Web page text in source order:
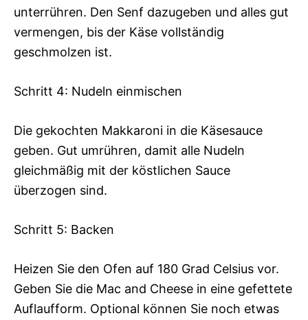
unterrühren. Den Senf dazugeben und alles gut
vermengen, bis der Käse vollständig
geschmolzen ist.
Schritt 4: Nudeln einmischen
Die gekochten Makkaroni in die Käsesauce
geben. Gut umrühren, damit alle Nudeln
gleichmäßig mit der köstlichen Sauce
überzogen sind.
Schritt 5: Backen
Heizen Sie den Ofen auf 180 Grad Celsius vor.
Geben Sie die Mac and Cheese in eine gefettete
Auflaufform. Optional können Sie noch etwas